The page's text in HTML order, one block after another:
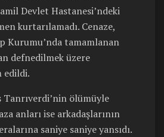
Devlet Hastanesi’ndeki
kurtarılamadı. Cenaze,
Kurumu’nda tamamlanan
defnedilmek üzere
edildi.
Tanrıverdi’nin ölümüyle
anları ise arkadaşlarının
saniye saniye yansıdı.